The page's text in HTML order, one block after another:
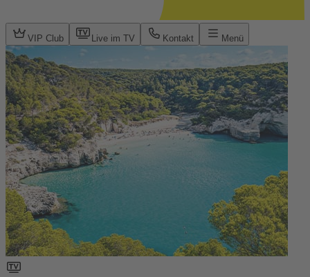
VIP Club Live im TV Kontakt Menü